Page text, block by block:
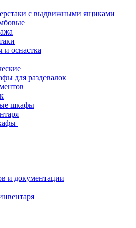
с выдвижными ящиками
оснастка
для раздевалок
шкафы
и документации